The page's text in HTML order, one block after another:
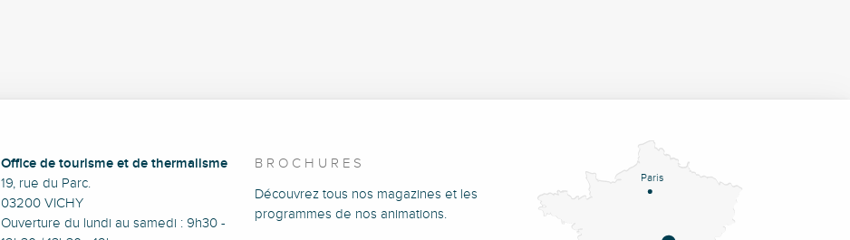
Office de tourisme et de thermalisme
19, rue du Parc.
03200 VICHY
Ouverture du lundi au samedi : 9h30 -
BROCHURES
Découvrez tous nos magazines et les
programmes de nos animations.
Paris